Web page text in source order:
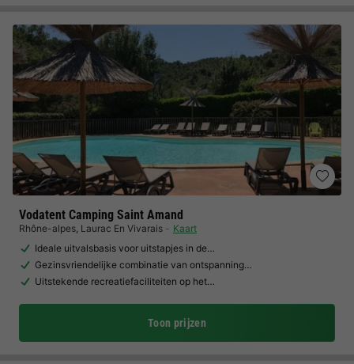
Vodatent Camping Saint Amand
Rhône-alpes, Laurac En Vivarais
Kaart
Ideale uitvalsbasis voor uitstapjes in de…
Gezinsvriendelijke combinatie van ontspanning…
Uitstekende recreatiefaciliteiten op het…
Toon prijzen